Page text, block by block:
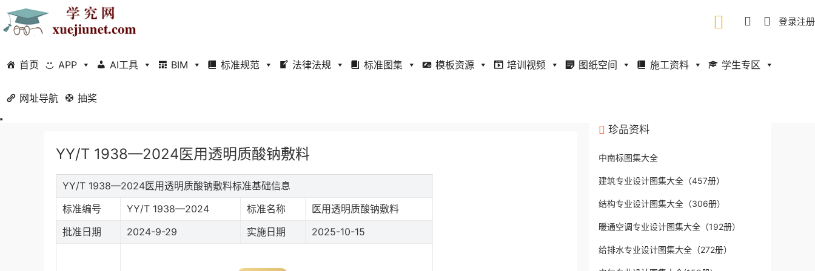
登录注册
首页 APP AI工具 BIM 标准规范 法律法规 标准图集 模板资源 培训视频 图纸空间 施工资料 学生专区
网址导航 抽奖
当前位置：首页
YY/T 1938—2024医用透明质酸钠敷料
YY/T 1938—2024医用透明质酸钠敷料标准基础信息
标准编号
YY/T 1938—2024 标准名称
医用透明质酸钠敷料
批准日期
2024-9-29 实施日期 2025-10-15
珍品资料
中南标图集大全
建筑专业设计图集大全（457册）
结构专业设计图集大全（306册）
暖通空调专业设计图集大全（192册）
给排水专业设计图集大全（272册）